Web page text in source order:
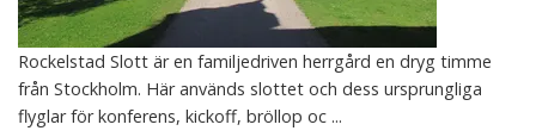
Rockelstad Slott är en familjedriven herrgård en dryg timme
från Stockholm. Här används slottet och dess ursprungliga
flyglar för konferens, kickoff, bröllop oc ...